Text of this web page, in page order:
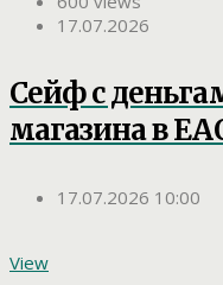
17.07.2026
Сейф с
магазина в
17.07.2026 10:00
View